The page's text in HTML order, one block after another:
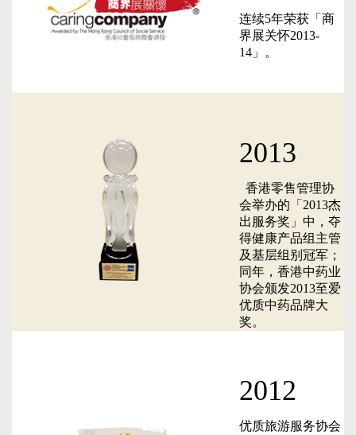
连续5年荣获「商
界展关怀2013-
14」。
2013
香港零售管理协
会举办的「2013杰
出服务奖」中，夺
得健康产品组主管
及基层组别冠军；
同年，香港中药业
协会颁发2013至爱
优质中药品牌大
奖。
2012
优质旅游服务协会